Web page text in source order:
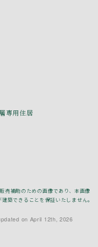
専用住居
売補助のための画像であり、本画像
築できることを保証いたしません。
on April 12th, 2026